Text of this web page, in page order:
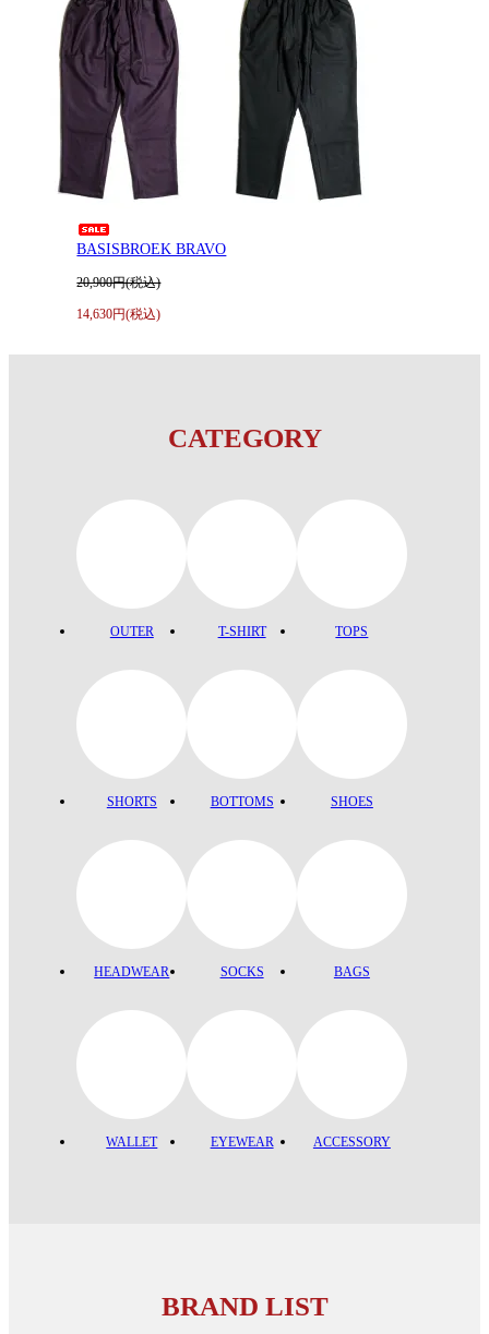
BASISBROEK BRAVO
20,900円(税込)
14,630円(税込)
CATEGORY
OUTER T-SHIRT TOPS
SHORTS BOTTOMS SHOES
HEADWEAR SOCKS BAGS
WALLET EYEWEAR ACCESSORY
BRAND LIST